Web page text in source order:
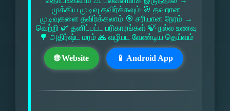
முக்கிய முடிவு தவிர்க்கவும் 🎯 தவறான
முடிவுகளை தவிர்க்கலாம் 🎯 சரியான நேரம் →
வெற்றி 🌿 தனிப்பட்ட பரிகாரங்கள் 🍃 நல்ல உணவு
🌳 அதிர்ஷ்ட மரம் 🙏 வழிபட வேண்டிய தெய்வம்
🌐 Website 📱 Android App